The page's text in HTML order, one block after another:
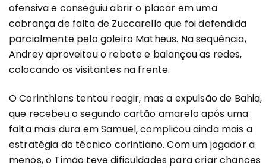
ofensiva e conseguiu abrir o placar em uma
cobrança de falta de Zuccarello que foi defendida
parcialmente pelo goleiro Matheus. Na sequência,
Andrey aproveitou o rebote e balançou as redes,
colocando os visitantes na frente.
O Corinthians tentou reagir, mas a expulsão de Bahia,
que recebeu o segundo cartão amarelo após uma
falta mais dura em Samuel, complicou ainda mais a
estratégia do técnico corintiano. Com um jogador a
menos, o Timão teve dificuldades para criar chances